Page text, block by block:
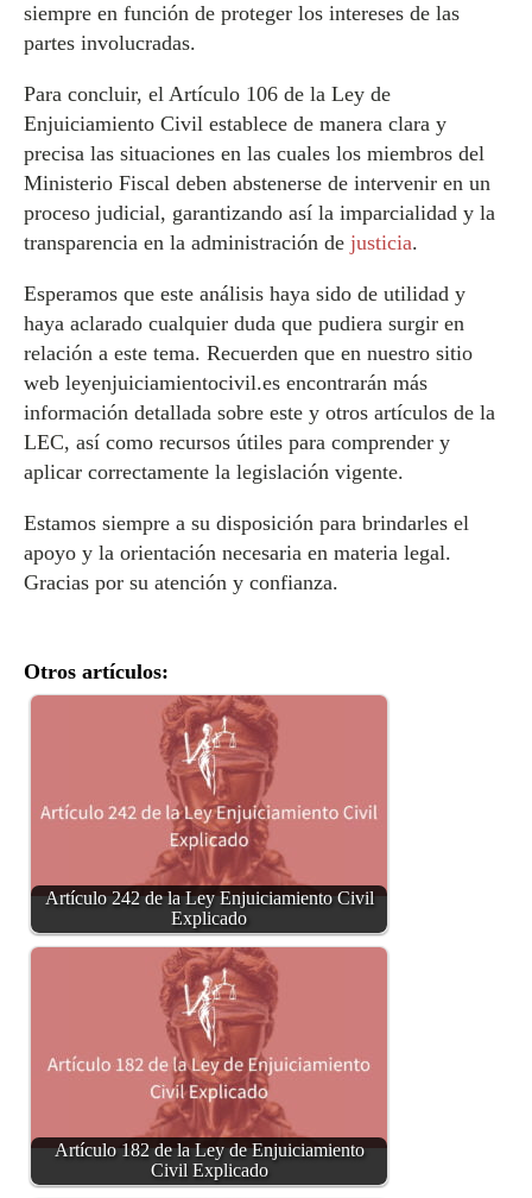
siempre en función de proteger los intereses de las
partes involucradas.
Para concluir, el Artículo 106 de la Ley de
Enjuiciamiento Civil establece de manera clara y
precisa las situaciones en las cuales los miembros del
Ministerio Fiscal deben abstenerse de intervenir en un
proceso judicial, garantizando así la imparcialidad y la
transparencia en la administración de justicia.
Esperamos que este análisis haya sido de utilidad y
haya aclarado cualquier duda que pudiera surgir en
relación a este tema. Recuerden que en nuestro sitio
web leyenjuiciamientocivil.es encontrarán más
información detallada sobre este y otros artículos de la
LEC, así como recursos útiles para comprender y
aplicar correctamente la legislación vigente.
Estamos siempre a su disposición para brindarles el
apoyo y la orientación necesaria en materia legal.
Gracias por su atención y confianza.
Otros artículos:
Artículo 242 de la Ley Enjuiciamiento Civil
Explicado
Artículo 182 de la Ley de Enjuiciamiento
Civil Explicado